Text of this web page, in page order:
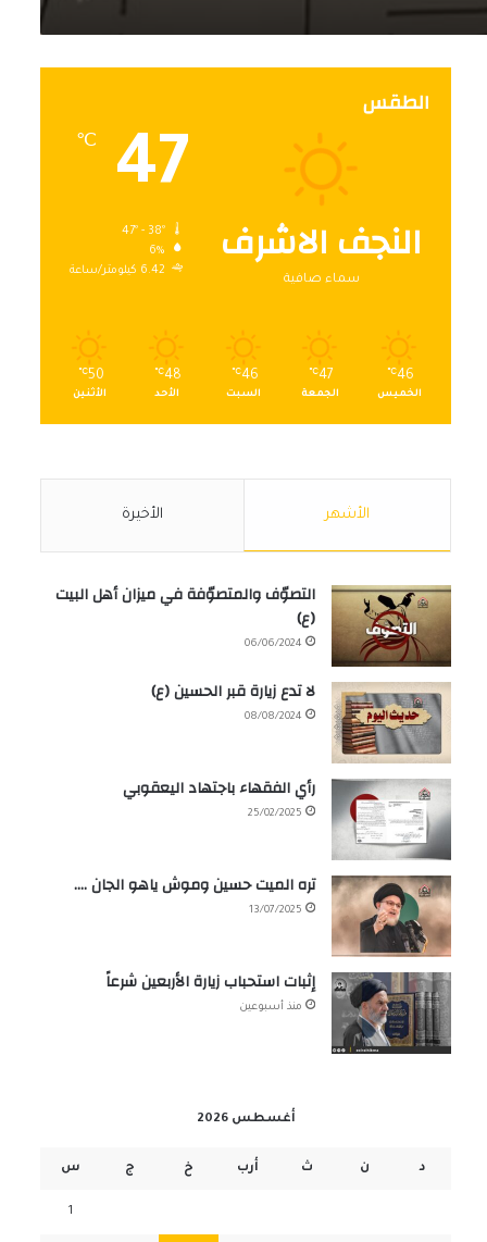
الطقس
النجف الاشرف
سماء صافية
47
℃
6%
6.42 كيلومتر/ساعة
46
℃
الخميس
47
℃
الجمعة
46
℃
السبت
48
℃
الأحد
50
℃
الأثنين
الأشهر الأخيرة
التصوّف والمتصوّفة في ميزان أهل البيت
(ع)
06/06/2024
لا تدع زيارة قبر الحسين (ع)
08/08/2024
رأي الفقهاء باجتهاد اليعقوبي
25/02/2025
تره الميت حسين وموش ياهو الجان ….
13/07/2025
إثبات استحباب زيارة الأربعين شرعاً
منذ أسبوعين
أغسطس 2026
د ن ث أرب خ ج س
1